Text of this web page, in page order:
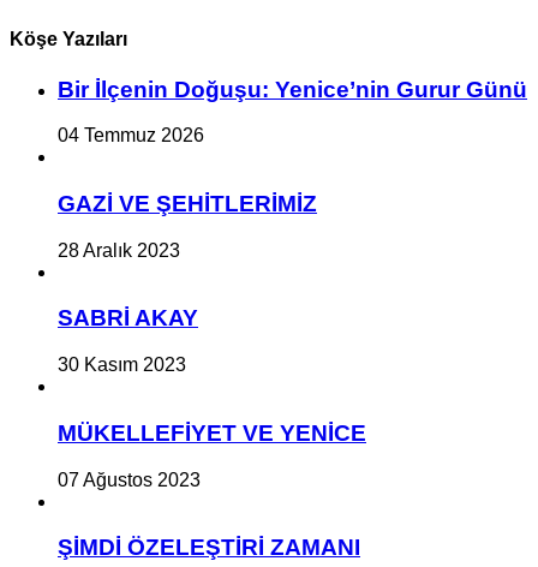
Köşe Yazıları
Bir İlçe­nin Do­ğu­şu: Ye­ni­ce’nin Gurur Günü
04 Temmuz 2026
GAZİ VE ŞEHİTLERİMİZ
28 Aralık 2023
SABRİ AKAY
30 Kasım 2023
MÜKELLEFİYET VE YENİCE
07 Ağustos 2023
ŞİMDİ ÖZELEŞTİRİ ZAMANI